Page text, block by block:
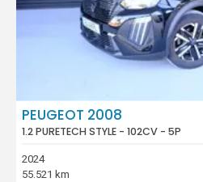
PEUGEOT 2008
1.2 PURETECH STYLE - 102CV - 5P
2024
55.521 km